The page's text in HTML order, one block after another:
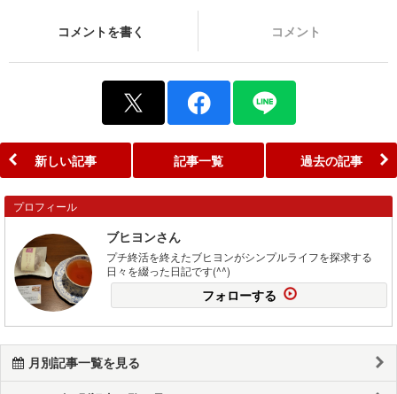
コメントを書く コメント
新しい記事 記事一覧 過去の記事
プロフィール
ブヒヨンさん
プチ終活を終えたブヒヨンがシンプルライフを探求する
日々を綴った日記です(^^)
フォローする
月別記事一覧を見る